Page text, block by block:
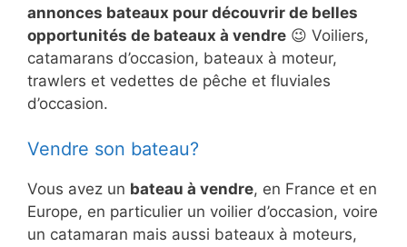
annonces bateaux pour découvrir de belles
opportunités de bateaux à vendre 😉 Voiliers,
catamarans d’occasion, bateaux à moteur,
trawlers et vedettes de pêche et fluviales
d’occasion.
Vendre son bateau?
Vous avez un bateau à vendre, en France et en
Europe, en particulier un voilier d’occasion, voire
un catamaran mais aussi bateaux à moteurs,